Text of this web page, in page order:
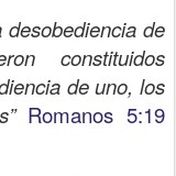
de
constituidos
de uno, los
Romanos 5:19